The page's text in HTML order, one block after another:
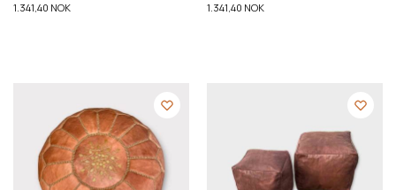
1.341,40 NOK 1.341,40 NOK